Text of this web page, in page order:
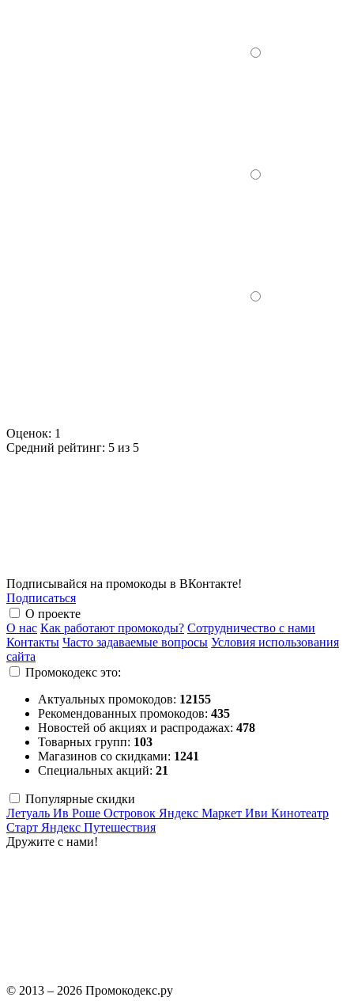
Оценок: 1
Средний рейтинг: 5 из 5
Подписывайся на промокоды в ВКонтакте!
Подписаться
О проекте
О нас Как работают промокоды? Сотрудничество с нами
Контакты Часто задаваемые вопросы Условия использования
сайта
Промокодекс это:
Актуальных промокодов: 12155
Рекомендованных промокодов: 435
Новостей об акциях и распродажах: 478
Товарных групп: 103
Магазинов со скидками: 1241
Специальных акций: 21
Популярные скидки
Летуаль Ив Роше Островок Яндекс Маркет Иви Кинотеатр
Старт Яндекс Путешествия
Дружите с нами!
© 2013 – 2026 Промокодекс.ру